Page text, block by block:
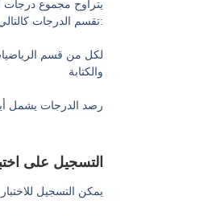
تقسم الدرجات كالتالي:
والكتابة
رصد الدرجات يشمل
التسجيل على
يمكن التسجيل